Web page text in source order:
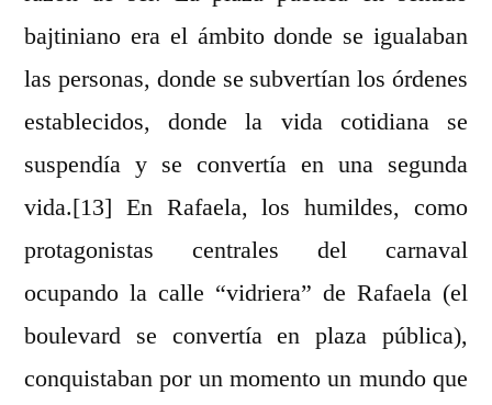
bajtiniano era el ámbito donde se igualaban
las personas, donde se subvertían los órdenes
establecidos, donde la vida cotidiana se
suspendía y se convertía en una segunda
vida.[13] En Rafaela, los humildes, como
protagonistas centrales del carnaval
ocupando la calle “vidriera” de Rafaela (el
boulevard se convertía en plaza pública),
conquistaban por un momento un mundo que